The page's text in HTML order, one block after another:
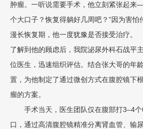
肿瘤。一听说需要手术，他立刻紧张起
个大口子？恢复得躺好几周吧？”因为害怕
漫长恢复期，他一度犹豫是否接受治疗。
了解到他的顾虑后，我院泌尿外科石战平
位医生，迅速组织评估。结合张大哥的年
置，为他制定了通过微创方式在腹腔镜下
瘤的方案。
手术当天，医生团队仅在腹部打3–4
口，通过高清腹腔镜精准分离肾血管、输